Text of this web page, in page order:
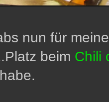
nun für
beim Chili